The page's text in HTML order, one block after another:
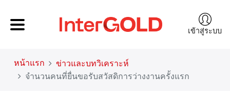
เข้าสู่ระบบ
หน้าแรก
ข่าวและบทวิเคราะห์
จำนวนคนที่ยื่นขอรับสวัสดิการว่างงานครั้งแรก